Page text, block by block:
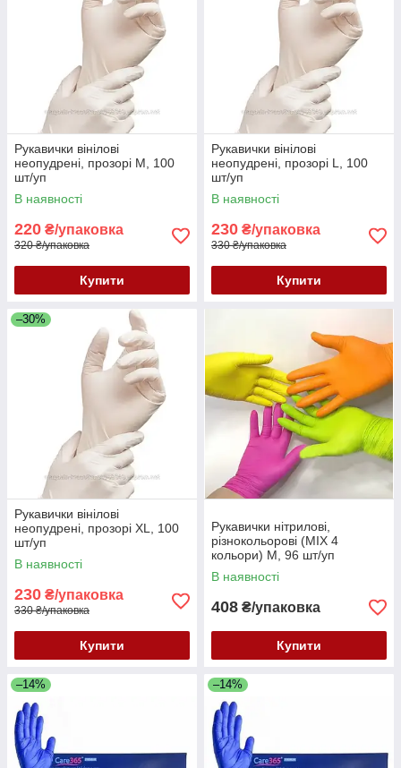
Рукавички вінілові
неопудрені, прозорі М, 100
шт/уп
В наявності
220 ₴/упаковка
320 ₴/упаковка
Купити
Рукавички вінілові
неопудрені, прозорі L, 100
шт/уп
В наявності
230 ₴/упаковка
330 ₴/упаковка
Купити
–30%
Рукавички вінілові
неопудрені, прозорі XL, 100
шт/уп
В наявності
230 ₴/упаковка
330 ₴/упаковка
Купити
Рукавички нітрилові,
різнокольорові (MIX 4
кольори) M, 96 шт/уп
В наявності
408 ₴/упаковка
Купити
–14% –14%